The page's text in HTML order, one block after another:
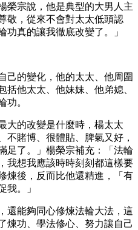
榮宗說，他是典型的大男人主
敬，從來不會對太太低頭認
功真的讓我徹底改變了。」
己的變化，他的太太、他周圍
括他太太、他妹妹、他弟媳、
功。
大的改變是什麼時，楊太太
不賭博、很體貼、脾氣又好，
足了。」楊榮宗補充：「法輪
我想我應該時時刻刻都這樣要
煉後，反而比他還精進，「有
我。」
還能夠同心修煉法輪大法，這
煉功、學法修心、努力讓自己